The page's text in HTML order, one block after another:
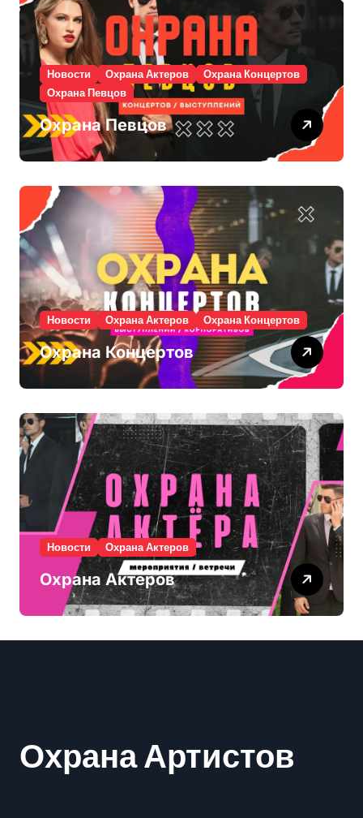
Новости Охрана Актеров
Охрана Концертов
Охрана Певцов
Охрана Певцов
Новости Охрана Актеров Охрана Концертов
Охрана Концертов
Новости Охрана Актеров
Охрана Актеров
Охрана Артистов